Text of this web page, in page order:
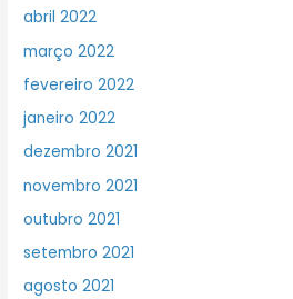
abril 2022
março 2022
fevereiro 2022
janeiro 2022
dezembro 2021
novembro 2021
outubro 2021
setembro 2021
agosto 2021